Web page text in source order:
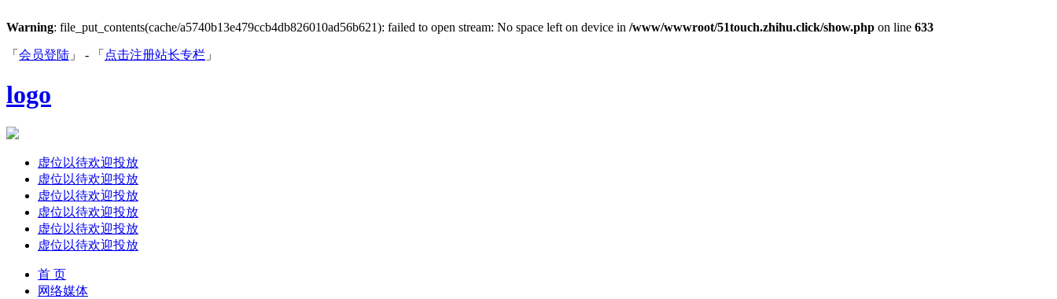
Warning: file_put_contents(cache/a5740b13e479ccb4db826010ad56b621): failed to open stream: No space left on device in /www/wwwroot/51touch.zhihu.click/show.php on line 633
「 会员登陆 」 - 「 点击注册站长专栏 」
logo
虚位以待欢迎投放
虚位以待欢迎投放
虚位以待欢迎投放
虚位以待欢迎投放
虚位以待欢迎投放
虚位以待欢迎投放
首 页
网络媒体